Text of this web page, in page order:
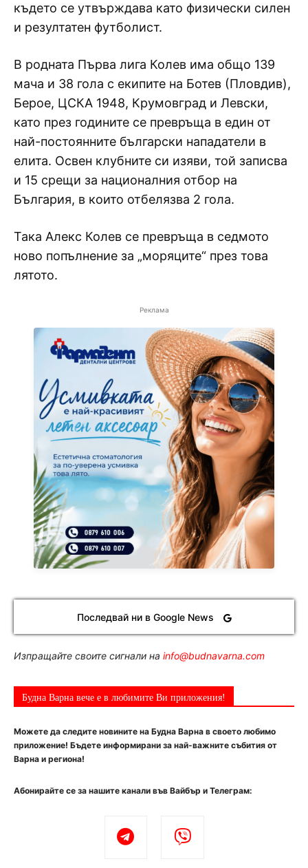
където се утвърждава като физически силен
и резултатен футболист.
В родната Първа лига Колев има общо 139
мача и 38 гола с екипите на Ботев (Пловдив),
Берое, ЦСКА 1948, Крумовград и Левски,
като през годините се превръща в един от
най-постоянните български нападатели в
елита. Освен клубните си изяви, той записва
и 15 срещи за националния отбор на
България, в които отбелязва 2 гола.
Така Алекс Колев се превръща в седмото
ново попълнение за „моряците“ през това
лятото.
Реклама
Последвай ни в Google News
Изпращайте своите сигнали на info@budnavarna.com
Будна Варна вече е в любимите Ви приложения!
Можете да следите новините на Будна Варна в своето любимо
приложение! Бъдете информирани за най-важните събития от
Варна и региона!
Абонирайте се за нашите канали във Вайбър и Телеграм: